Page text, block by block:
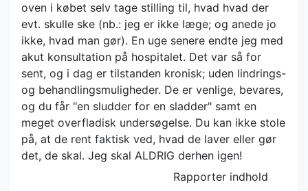
oven i købet selv tage stilling til, hvad hvad der
evt. skulle ske (nb.: jeg er ikke læge; og anede jo
ikke, hvad man gør). En uge senere endte jeg med
akut konsultation på hospitalet. Det var så for
sent, og i dag er tilstanden kronisk; uden lindrings-
og behandlingsmuligheder. De er venlige, bevares,
og du får "en sludder for en sladder" samt en
meget overfladisk undersøgelse. Du kan ikke stole
på, at de rent faktisk ved, hvad de laver eller gør
det, de skal. Jeg skal ALDRIG derhen igen!
Rapporter indhold